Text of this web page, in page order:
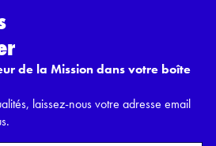
de la Mission dans votre boîte
laissez-nous votre adresse email